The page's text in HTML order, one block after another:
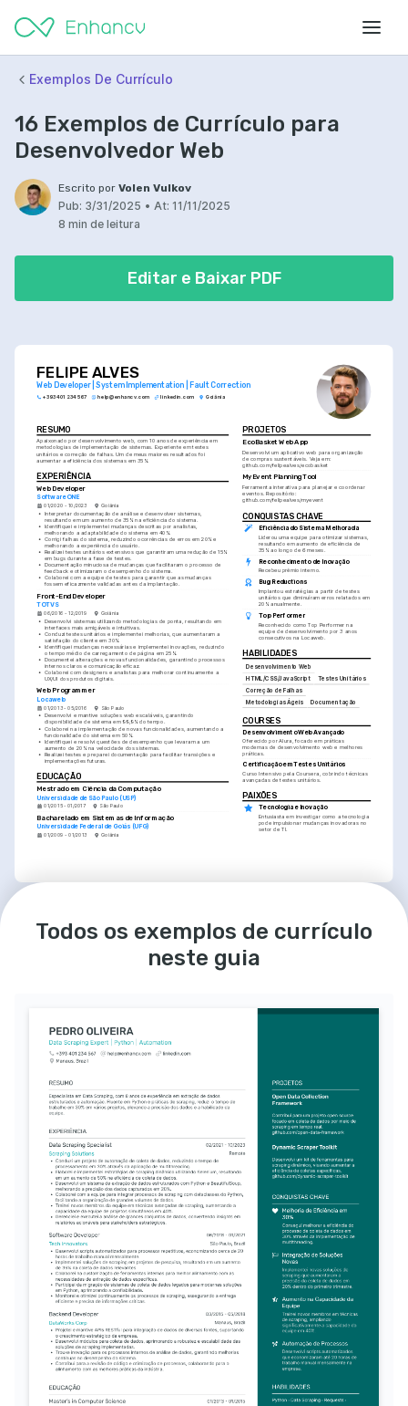
Exemplos De Currículo
16 Exemplos de Currículo para
Desenvolvedor Web
Escrito por Volen Vulkov
Pub: 3/31/2025 • At: 11/11/2025
8 min de leitura
Editar e Baixar PDF
FELIPE ALVES
Web Developer | System Implementation | Fault Correction
+393 401 234 567 help@enhancv.com linkedin.com Goiânia
RESUMO
Apaixonado por desenvolvimento web, com 10 anos de experiência em
metodologias de implementação de sistemas. Experiente em testes
unitários e correção de falhas. Um de meus maiores resultados foi
aumentar a eficiência dos sistemas em 35%.
EXPERIÊNCIA
Web Developer
SoftwareONE
01/2020 - 10/2023 Goiânia
• Interpretar documentação de análise e desenvolver sistemas,
resultando em um aumento de 35% na eficiência do sistema.
• Identifiquei e implementei mudanças descritas por analistas,
melhorando a adaptabilidade do sistema em 40%.
• Corrigi falhas do sistema, reduzindo ocorrências de erros em 20% e
melhorando a experiência do usuário.
• Realizei testes unitários extensivos que garantiram uma redução de 15%
em bugs durante a fase de testes.
• Documentação minuciosa de mudanças que facilitaram o processo de
feedback e otimizaram o desempenho do sistema.
• Colaborei com a equipe de testes para garantir que as mudanças
fossem eficazmente validadas antes da implantação.
Front-End Developer
TOTVS
06/2016 - 12/2019 Goiânia
• Desenvolvi sistemas utilizando metodologias de ponta, resultando em
interfaces mais amigáveis e intuitivas.
• Conduzi testes unitários e implementei melhorias, que aumentaram a
satisfação do cliente em 30%.
• Identifiquei mudanças necessárias e implementei inovações, reduzindo
o tempo médio de carregamento de página em 25%.
• Documentei alterações e novas funcionalidades, garantindo processos
internos claros e comunicação eficaz.
• Colaborei com designers e analistas para melhorar continuamente a
UX/UI dos produtos digitais.
Web Programmer
Locaweb
01/2013 - 05/2016 São Paulo
• Desenvolvi e mantive soluções web escaláveis, garantindo
disponibilidade de sistema em 99,9% do tempo.
• Colaborei na implementação de novas funcionalidades, aumentando a
funcionalidade do sistema em 50%.
• Identifiquei e resolvi questões de desempenho que levaram a um
aumento de 20% na velocidade dos sistemas.
• Realizei testes e preparei documentação para facilitar transições e
implementações futuras.
EDUCAÇÃO
Mestrado em Ciência da Computação
Universidade de São Paulo (USP)
01/2015 - 01/2017 São Paulo
Bacharelado em Sistemas de Informação
Universidade Federal de Goiás (UFG)
01/2009 - 01/2013 Goiânia
PROJETOS
EcoBasket Web App
Desenvolvi um aplicativo web para organização
de compras sustentáveis. Veja em:
github.com/felipealves/ecobasket
MyEvent Planning Tool
Ferramenta interativa para planejar e coordenar
eventos. Repositório:
github.com/felipealves/myevent
CONQUISTAS CHAVE
Eficiência do Sistema Melhorada
Liderou uma equipe para otimizar sistemas,
resultando em aumento de eficiência de
35% ao longo de 6 meses.
Reconhecimento de Inovação
Recebeu prêmio interno.
Bug Reductions
Implantou estratégias a partir de testes
unitários que diminuíram erros relatados em
20% anualmente.
Top Performer
Reconhecido como Top Performer na
equipe de desenvolvimento por 3 anos
consecutivos na Locaweb.
HABILIDADES
Desenvolvimento Web
HTML/CSS/JavaScript
Testes Unitários
Correção de Falhas
Metodologias Ágeis Documentação
COURSES
Desenvolvimento Web Avançado
Oferecido por Alura, focado em práticas
modernas de desenvolvimento web e melhores
práticas.
Certificação em Testes Unitários
Curso Intensivo pela Coursera, cobrindo técnicas
avançadas de testes unitários.
PAIXÕES
Tecnologia e Inovação
Entusiasta em investigar como a tecnologia
pode impulsionar mudanças inovadoras no
setor de TI.
Nativo Apaixonado por compor e tocar música,
além de explorar novas culturas musicais ao
redor do mundo.
aventuras que me conectem com a
Todos os exemplos de currículo
neste guia